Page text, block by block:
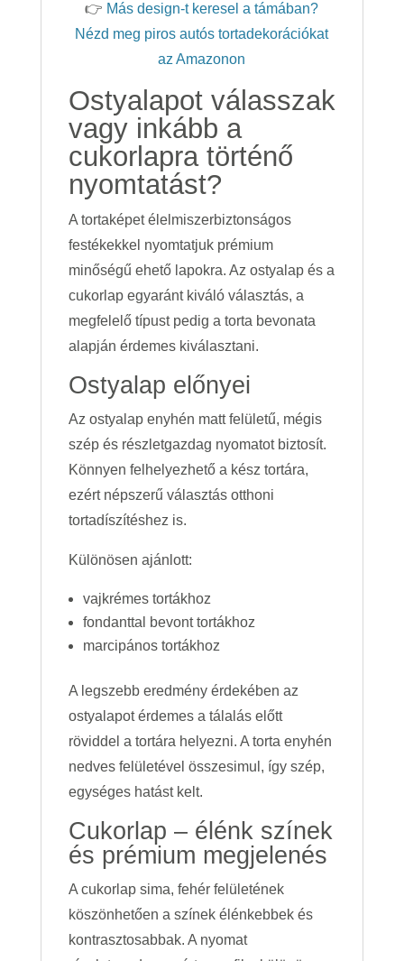
👉 Más design-t keresel a támában?
Nézd meg piros autós tortadekorációkat
az Amazonon
Ostyalapot válasszak
vagy inkább a
cukorlapra történő
nyomtatást?
A tortaképet élelmiszerbiztonságos
festékekkel nyomtatjuk prémium
minőségű ehető lapokra. Az ostyalap és a
cukorlap egyaránt kiváló választás, a
megfelelő típust pedig a torta bevonata
alapján érdemes kiválasztani.
Ostyalap előnyei
Az ostyalap enyhén matt felületű, mégis
szép és részletgazdag nyomatot biztosít.
Könnyen felhelyezhető a kész tortára,
ezért népszerű választás otthoni
tortadíszítéshez is.
Különösen ajánlott:
vajkrémes tortákhoz
fondanttal bevont tortákhoz
marcipános tortákhoz
A legszebb eredmény érdekében az
ostyalapot érdemes a tálalás előtt
röviddel a tortára helyezni. A torta enyhén
nedves felületével összesimul, így szép,
egységes hatást kelt.
Cukorlap – élénk színek
és prémium megjelenés
A cukorlap sima, fehér felületének
köszönhetően a színek élénkebbek és
kontrasztosabbak. A nyomat